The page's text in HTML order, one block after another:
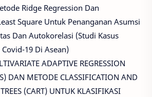
Ridge Regression Dan
Square Untuk Penanganan Asumsi
Dan Autokorelasi (Studi Kasus
Covid-19 Di Asean)
ADAPTIVE REGRESSION
DAN METODE CLASSIFICATION AND
(CART) UNTUK KLASIFIKASI